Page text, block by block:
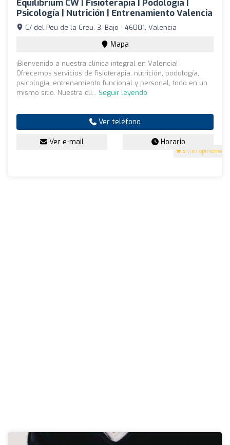
Equilibrium CW | Fisioterapia | Podología |
Psicología | Nutrición | Entrenamiento Valencia
5 (187 opiniones)
C/ del Peu de la Creu, 3, Bajo - 46001, Valencia
Mapa
¡Bienvenido a nuestra clínica integral en Valencia!
Ofrecemos servicios de fisioterapia, nutrición, podología,
psicología, entrenamiento funcional y personal, todo en un
mismo sitio. Nuestra clí... Seguir leyendo
Ver teléfono
Ver e-mail Horario